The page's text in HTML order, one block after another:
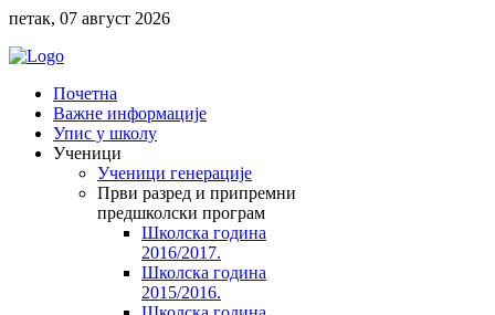
петак, 07 август 2026
Почетна
Важне информације
Упис у школу
Ученици
Ученици генерације
Први разред и припремни
предшколски програм
Школска година
2016/2017.
Школска година
2015/2016.